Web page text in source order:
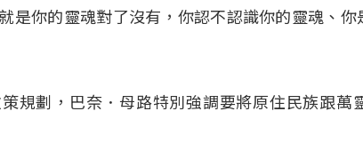
是你的靈魂對了沒有，你認不認識你的靈魂、你
規劃，巴奈．母路特別強調要將原住民族跟萬